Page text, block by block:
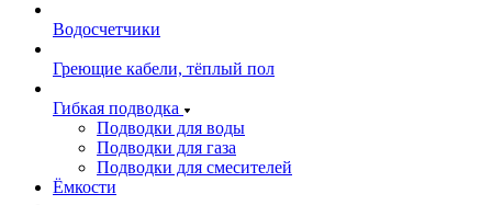
Водосчетчики
Греющие кабели, тёплый пол
Гибкая подводка
Подводки для воды
Подводки для газа
Подводки для смесителей
Ёмкости